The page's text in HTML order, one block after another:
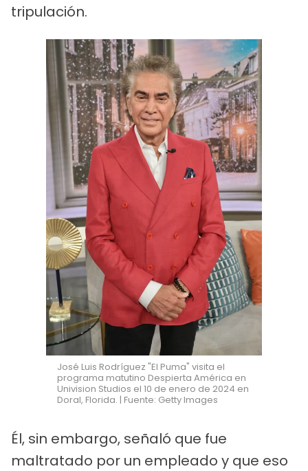
tripulación.
José Luis Rodríguez "El Puma" visita el
programa matutino Despierta América en
Univision Studios el 10 de enero de 2024 en
Doral, Florida. | Fuente: Getty Images
Él, sin embargo, señaló que fue
maltratado por un empleado y que eso